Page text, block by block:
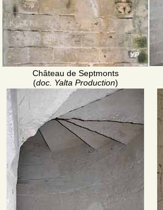
Château de Septmonts
(doc. Yalta Production)